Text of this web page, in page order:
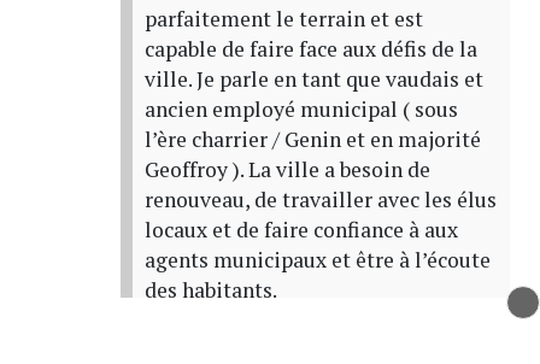
parfaitement le terrain et est
capable de faire face aux défis de la
ville. Je parle en tant que vaudais et
ancien employé municipal ( sous
l’ère charrier / Genin et en majorité
Geoffroy ). La ville a besoin de
renouveau, de travailler avec les élus
locaux et de faire confiance à aux
agents municipaux et être à l’écoute
des habitants.